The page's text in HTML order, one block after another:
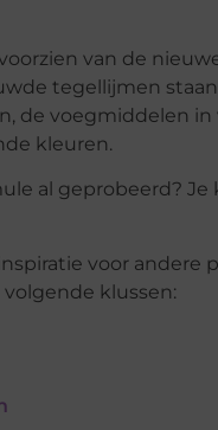
van de
tegellijmen
de voegmiddelen
kleuren.
al geprobeerd?
voor andere
klussen: